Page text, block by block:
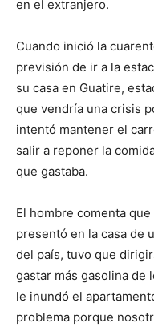
en el extranjero.
Cuando inició la
previsión de ir a la
su casa en Guatire,
que vendría una crisis
intentó mantener el
salir a reponer la
que gastaba.
El hombre comenta
presentó en la casa de
del país, tuvo que
gastar más gasolina de
le inundó el
problema porque